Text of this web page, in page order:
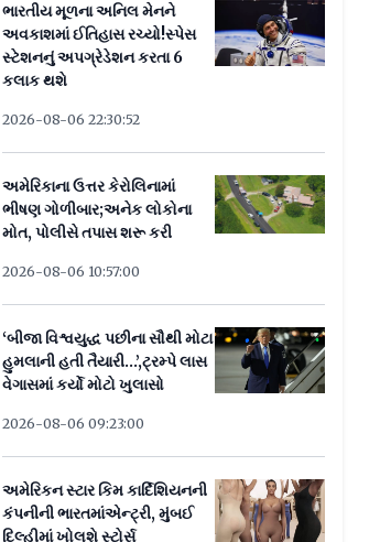
બચ્યું ?
ભારતીય મૂળના અનિલ મેનને
અવકાશમાં ઈતિહાસ રચ્યો!સ્પેસ
સ્ટેશનનું અપગ્રેડેશન કરતા 6
કલાક થશે
2026-08-06 22:30:52
અમેરિકાના ઉત્તર કેરોલિનામાં
ભીષણ ગોળીબાર;અનેક લોકોના
મોત, પોલીસે તપાસ શરૂ કરી
2026-08-06 10:57:00
‘બીજા વિશ્વયુદ્ધ પછીના સૌથી મોટા
હુમલાની હતી તૈયારી...’,ટ્રમ્પે લાસ
વેગાસમાં કર્યો મોટો ખુલાસો
2026-08-06 09:23:00
અમેરિકન સ્ટાર કિમ કાર્દિશિયનની
કંપનીની ભારતમાંએન્ટ્રી, મુંબઈ
દિલ્હીમાં ખોલશે સ્ટોર્સ